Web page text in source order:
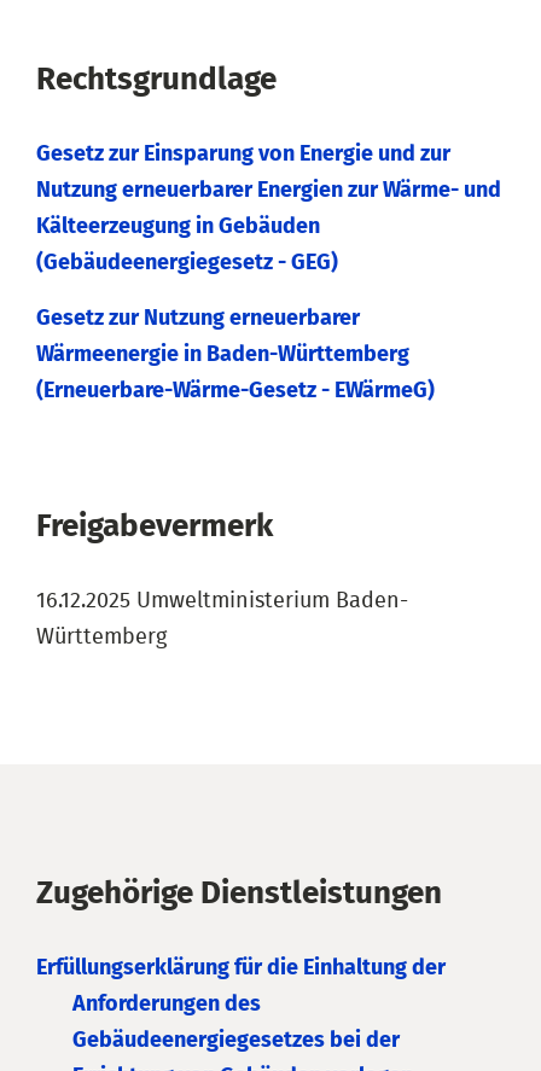
Rechtsgrundlage
Gesetz zur Einsparung von Energie und zur
Nutzung erneuerbarer Energien zur Wärme- und
Kälteerzeugung in Gebäuden
(Gebäudeenergiegesetz - GEG)
Gesetz zur Nutzung erneuerbarer
Wärmeenergie in Baden-Württemberg
(Erneuerbare-Wärme-Gesetz - EWärmeG)
Freigabevermerk
16.12.2025 Umweltministerium Baden-
Württemberg
Zugehörige Dienstleistungen
Erfüllungserklärung für die Einhaltung der
Anforderungen des
Gebäudeenergiegesetzes bei der